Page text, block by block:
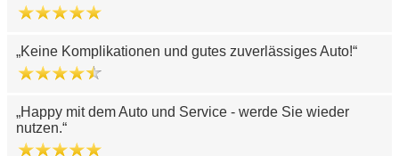
Keine Komplikationen und gutes zuverlässiges Auto!
Happy mit dem Auto und Service - werde Sie wieder
nutzen.